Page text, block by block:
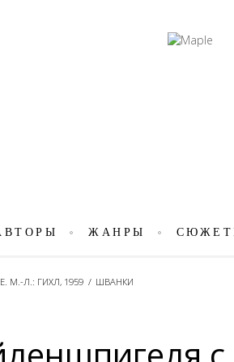
ЖАНРЫ
М.-Л.: ГИХЛ, 1959 / ШВАНКИ